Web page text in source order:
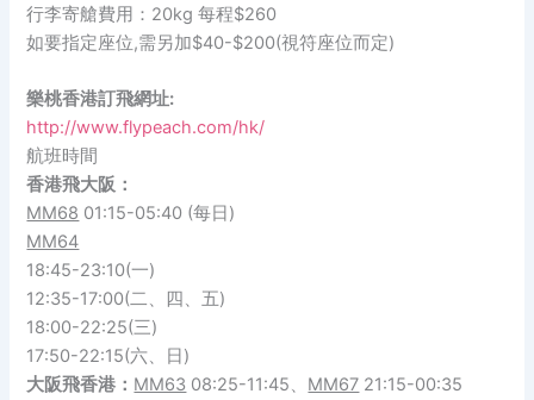
行李寄艙費用：20kg 每程$260
如要指定座位,需另加$40-$200(視符座位而定)
樂桃香港訂飛網址:
http://www.flypeach.com/hk/
航班時間
香港飛大阪：
MM68 01:15-05:40 (每日)
MM64
18:45-23:10(一)
12:35-17:00(二、四、五)
18:00-22:25(三)
17:50-22:15(六、日)
大阪飛香港： MM63 08:25-11:45、 MM67 21:15-00:35